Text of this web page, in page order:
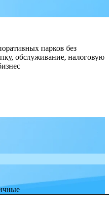
парков без
обслуживание, налоговую